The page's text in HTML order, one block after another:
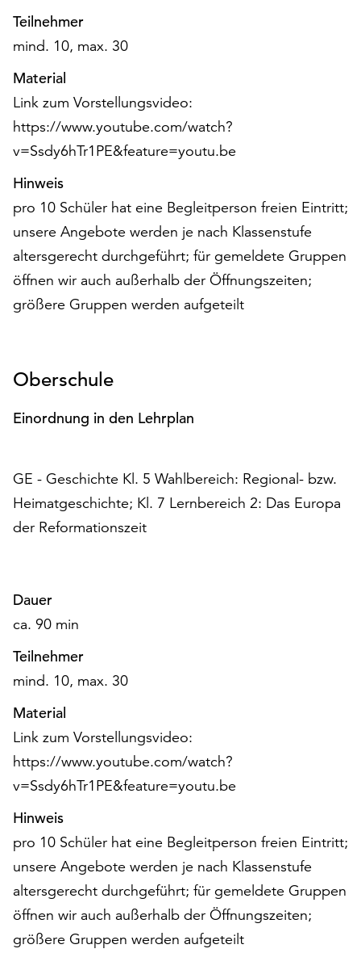
zur
Verfügung.
Cookies
werden
auch
ohne
Ihr
Einverständnis
weiterhin
ausgeführt.
Möchten
Sie
die
verwendeten
Cookies
Sie
die
Einstellungen
über
„Auswählen“.
Weitere
Informationen
unserer
Datenschutzerklärung
dem
Impressum
Teilnehmer
mind. 10, max. 30
Material
Link zum Vorstellungsvideo:
https://www.youtube.com/watch?
v=Ssdy6hTr1PE&feature=youtu.be
Hinweis
pro 10 Schüler hat eine Begleitperson freien Eintritt;
unsere Angebote werden je nach Klassenstufe
altersgerecht durchgeführt; für gemeldete Gruppen
öffnen wir auch außerhalb der Öffnungszeiten;
größere Gruppen werden aufgeteilt
Oberschule
Einordnung in den Lehrplan
GE - Geschichte Kl. 5 Wahlbereich: Regional- bzw.
Heimatgeschichte; Kl. 7 Lernbereich 2: Das Europa
der Reformationszeit
Dauer
ca. 90 min
Teilnehmer
mind. 10, max. 30
Material
Link zum Vorstellungsvideo:
https://www.youtube.com/watch?
v=Ssdy6hTr1PE&feature=youtu.be
Hinweis
pro 10 Schüler hat eine Begleitperson freien Eintritt;
unsere Angebote werden je nach Klassenstufe
altersgerecht durchgeführt; für gemeldete Gruppen
öffnen wir auch außerhalb der Öffnungszeiten;
größere Gruppen werden aufgeteilt